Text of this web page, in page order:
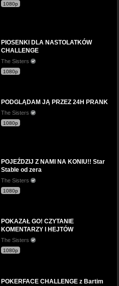
1080p
PIOSENKI DLA NASTOLATKÓW
CHALLENGE
The Sisters
1080p
PODGLĄDAM JĄ PRZEZ 24H PRANK
The Sisters
1080p
POJEŹDZIJ Z NAMI NA KONIU!! Star
Stable od zera
The Sisters
1080p
POKAZAŁ GO! CZYTANIE
KOMENTARZY I HEJTÓW
The Sisters
1080p
POKERFACE CHALLENGE z Bartim